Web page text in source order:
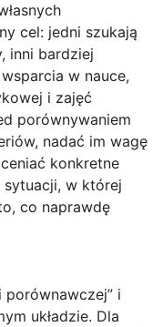
cel: jedni szukają
inni bardziej
w nauce,
i zajęć
porównywaniem
nadać im wagę
konkretne
w której
co naprawdę
i
układzie. Dla